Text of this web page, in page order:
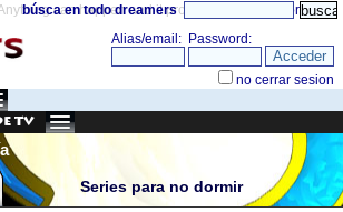
can happen and it probably will» directorio
búsca en todo dreamers
TV
Series para no dormir